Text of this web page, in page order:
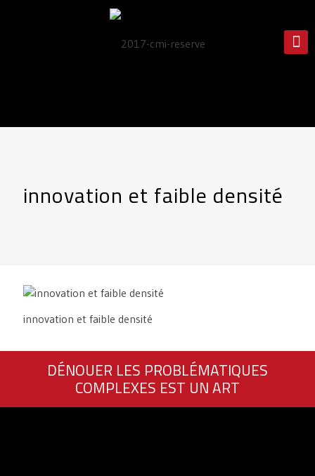
innovation et faible densité
innovation et faible densité
DÉNOUER LES PROBLÉMATIQUES
COMPLEXES EST UN ART